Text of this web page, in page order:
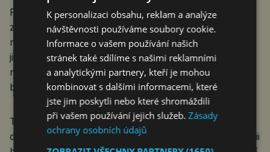
Paní Ursula si kupodivu všimla, že řada států je
zadlužených. Takže nabízí přesměrování
nevyčerpaných prostředků na určité programy do
jiných. Taky apeluje na vlády jednotlivých států, aby
nutnost změn nepodceňovaly, protože to (asi
bohužel) je v jejich kompetencích.
Takže dosavadní centralizaci ještě posílíme, špatné
dotace nahradíme dobrými dotacemi, a zlou byrokracii
K personalizaci obsahu, reklam a analýze
návštěvnosti používáme soubory cookie.
Informace o vašem používání našich
stránek také sdílíme s našimi reklamními
a analytickými partnery, kteří je mohou
kombinovat s dalšími informacemi, které
jste jim poskytli nebo které shromáždili
při vašem používání jejich služeb.Zásady
ochrany osobních údajů